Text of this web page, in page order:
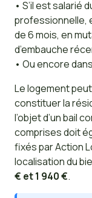
• S’il est salarié
professionnelle,
de 6 mois, en
d’embauche
• Ou encore
Le logement
constituer la
l’objet d’un bail
comprises doit
fixés par Action
localisation du
€ et 1 940 €.